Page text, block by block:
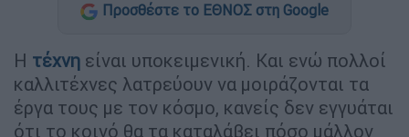
Προσθέστε το ΕΘΝΟΣ στη Google
Η τέχνη είναι υποκειμενική. Και ενώ πολλοί
καλλιτέχνες λατρεύουν να μοιράζονται τα
έργα τους με τον κόσμο, κανείς δεν εγγυάται
ότι το κοινό θα τα καταλάβει πόσο μάλλον